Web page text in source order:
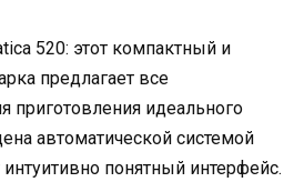
520: этот компактный и
предлагает все
приготовления идеального
автоматической системой
понятный интерфейс.